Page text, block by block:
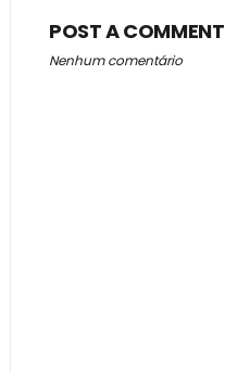
POST A COMMENT
Nenhum comentário